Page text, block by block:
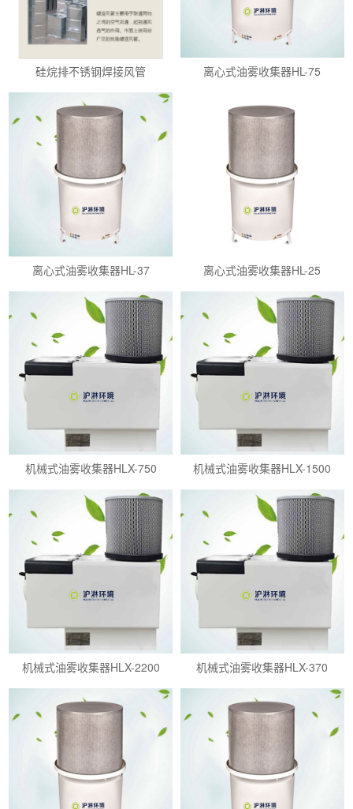
硅烷排不锈钢焊接风管 离心式油雾收集器HL-75
离心式油雾收集器HL-37 离心式油雾收集器HL-25
机械式油雾收集器HLX-750 机械式油雾收集器HLX-1500
机械式油雾收集器HLX-2200 机械式油雾收集器HLX-370